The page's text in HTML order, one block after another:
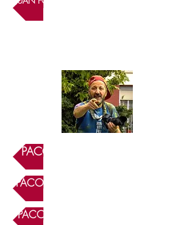
PACO TOMÁS - ABANS EIXIDA
PACO TOMÁS - ENTREGA DORSALS
PACO TOMÁS - MARXA I MIG TRAIL